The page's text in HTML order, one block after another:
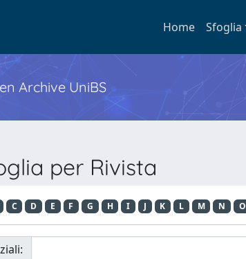
Home Sfoglia
Archive UniBS
per Rivista
C D E F G H I J K L M N O